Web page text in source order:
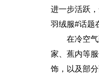
进一步活跃
羽绒服#话题
在冷空
家、蕉内等
饰，以及部